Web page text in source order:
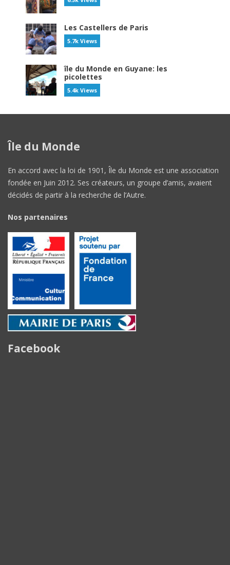
Les Castellers de Paris
5.7k Views
île du Monde en Guyane: les
picolettes
5.4k Views
Île du Monde
En accord avec la loi de 1901, Île du Monde est une association
fondée en Juin 2012. Ses créateurs, un groupe d’amis, avaient
décidés de partir à la recherche de l’Autre.
Nos partenaires
Facebook